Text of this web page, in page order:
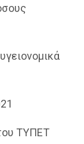
ΤΥΠΕΤ